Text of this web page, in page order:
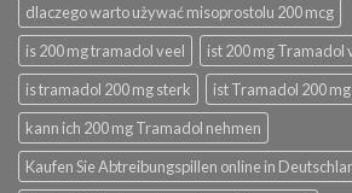
dlaczego warto używać misoprostolu 200 mcg
is 200 mg tramadol veel
ist 200 mg Tramadol
is tramadol 200 mg sterk
ist Tramadol 200
kann ich 200 mg Tramadol nehmen
Kaufen Sie Abtreibungspillen online in